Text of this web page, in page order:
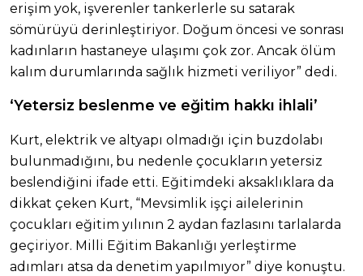
erişim yok, işverenler tankerlerle su satarak
sömürüyü derinleştiriyor. Doğum öncesi ve sonrası
kadınların hastaneye ulaşımı çok zor. Ancak ölüm
kalım durumlarında sağlık hizmeti veriliyor” dedi.
‘Yetersiz beslenme ve eğitim hakkı ihlali’
Kurt, elektrik ve altyapı olmadığı için buzdolabı
bulunmadığını, bu nedenle çocukların yetersiz
beslendiğini ifade etti. Eğitimdeki aksaklıklara da
dikkat çeken Kurt, “Mevsimlik işçi ailelerinin
çocukları eğitim yılının 2 aydan fazlasını tarlalarda
geçiriyor. Milli Eğitim Bakanlığı yerleştirme
adımları atsa da denetim yapılmıyor” diye konuştu.